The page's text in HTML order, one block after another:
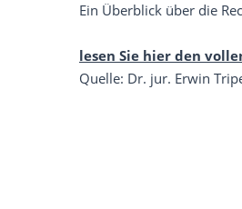
Ein Überblick über die
lesen Sie hier den
Quelle: Dr. jur. Erwin